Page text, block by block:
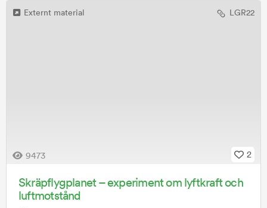
Externt material LGR22
9473 2
Skräpflygplanet – experiment om lyftkraft och
luftmotstånd